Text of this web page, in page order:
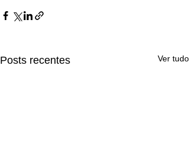
Posts recentes Ver tudo